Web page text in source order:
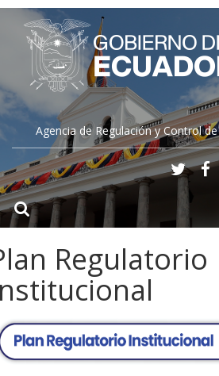
Agencia de Regulación y Control
Regulatorio